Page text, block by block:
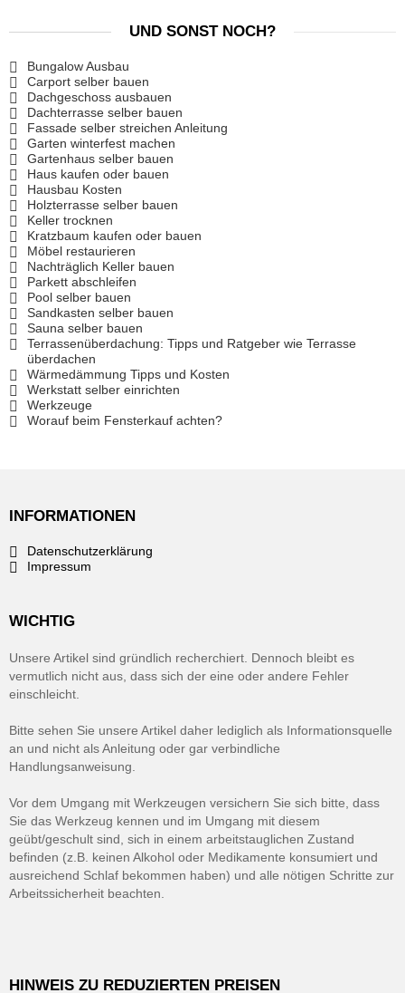
UND SONST NOCH?
Bungalow Ausbau
Carport selber bauen
Dachgeschoss ausbauen
Dachterrasse selber bauen
Fassade selber streichen Anleitung
Garten winterfest machen
Gartenhaus selber bauen
Haus kaufen oder bauen
Hausbau Kosten
Holzterrasse selber bauen
Keller trocknen
Kratzbaum kaufen oder bauen
Möbel restaurieren
Nachträglich Keller bauen
Parkett abschleifen
Pool selber bauen
Sandkasten selber bauen
Sauna selber bauen
Terrassenüberdachung: Tipps und Ratgeber wie Terrasse
überdachen
Wärmedämmung Tipps und Kosten
Werkstatt selber einrichten
Werkzeuge
Worauf beim Fensterkauf achten?
INFORMATIONEN
Datenschutzerklärung
Impressum
WICHTIG
Unsere Artikel sind gründlich recherchiert. Dennoch bleibt es
vermutlich nicht aus, dass sich der eine oder andere Fehler
einschleicht.
Bitte sehen Sie unsere Artikel daher lediglich als Informationsquelle
an und nicht als Anleitung oder gar verbindliche
Handlungsanweisung.
Vor dem Umgang mit Werkzeugen versichern Sie sich bitte, dass
Sie das Werkzeug kennen und im Umgang mit diesem
geübt/geschult sind, sich in einem arbeitstauglichen Zustand
befinden (z.B. keinen Alkohol oder Medikamente konsumiert und
ausreichend Schlaf bekommen haben) und alle nötigen Schritte zur
Arbeitssicherheit beachten.
HINWEIS ZU REDUZIERTEN PREISEN